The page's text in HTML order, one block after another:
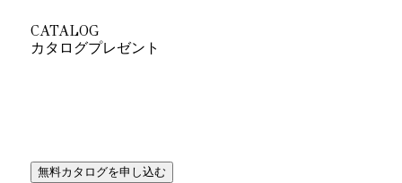
CATALOG
カタログプレゼント